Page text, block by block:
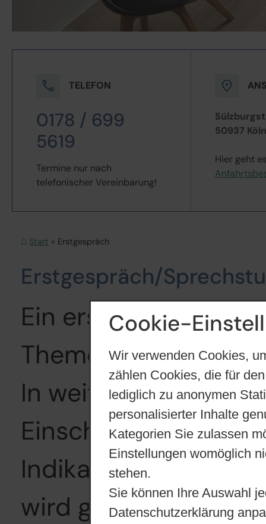
Cookie-
Wir verwenden Cookies,
zählen Cookies, die für
lediglich zu anonymen
personalisierter Inhalte
Kategorien Sie zulassen
Einstellungen womöglich
stehen.
Sie können Ihre Auswahl
Datenschutzerklärung
TELEFON
0178 / 699
5619
Termine nur nach
telefonischer Vereinbarung!
50937 Köln
Hier geht
Start Erstgespräch
Erstgespräch/
Ein erstes
Themen zur
In weiteren
Einschätzung
Indikation für eine
wird geschaut, ob